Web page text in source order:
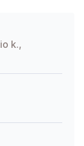
k.,